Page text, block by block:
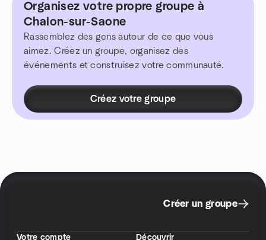
Organisez votre propre groupe à
Chalon-sur-Saone
Rassemblez des gens autour de ce que vous
aimez. Créez un groupe, organisez des
événements et construisez votre communauté.
Créez votre groupe
Créer un groupe
Votre compte
Découvrir